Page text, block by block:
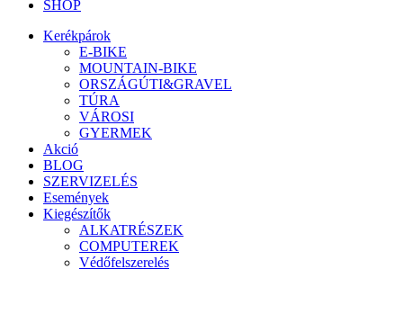
SHOP
Kerékpárok
E-BIKE
MOUNTAIN-BIKE
ORSZÁGÚTI&GRAVEL
TÚRA
VÁROSI
GYERMEK
Akció
BLOG
SZERVIZELÉS
Események
Kiegészítők
ALKATRÉSZEK
COMPUTEREK
Védőfelszerelés